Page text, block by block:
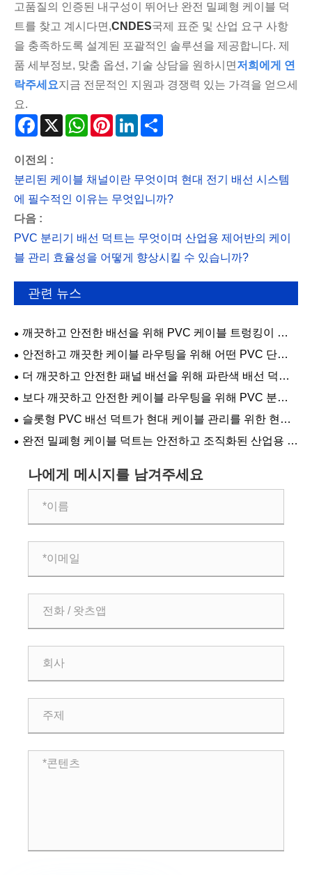
고품질의 인증된 내구성이 뛰어난 완전 밀폐형 케이블 덕
트를 찾고 계시다면,CNDES국제 표준 및 산업 요구 사항
을 충족하도록 설계된 포괄적인 솔루션을 제공합니다. 제
품 세부정보, 맞춤 옵션, 기술 상담을 원하시면 저희에게 연
락주세요지금 전문적인 지원과 경쟁력 있는 가격을 얻으세
요.
Facebook
X WhatsAppPinterestLinkedIn
이전의 :
분리된 케이블 채널이란 무엇이며 현대 전기 배선 시스템
에 필수적인 이유는 무엇입니까?
다음 :
PVC 분리기 배선 덕트는 무엇이며 산업용 제어반의 케이
블 관리 효율성을 어떻게 향상시킬 수 있습니까?
관련 뉴스
깨끗하고 안전한 배선을 위해 PVC 케이블 트렁킹이 더
나은 선택이 되는 이유는 무엇입니까?
안전하고 깨끗한 케이블 라우팅을 위해 어떤 PVC 단단
한 벽 배선 덕트 기능이 가장 중요합니까?
더 깨끗하고 안전한 패널 배선을 위해 파란색 배선 덕트
가 실용적인 선택인 이유는 무엇입니까?
보다 깨끗하고 안전한 케이블 라우팅을 위해 PVC 분리
기 배선 덕트를 선택하는 이유는 무엇입니까?
슬롯형 PVC 배선 덕트가 현대 케이블 관리를 위한 현명
한 선택인 이유는 무엇입니까?
완전 밀폐형 케이블 덕트는 안전하고 조직화된 산업용 배
나에게 메시지를 남겨주세요